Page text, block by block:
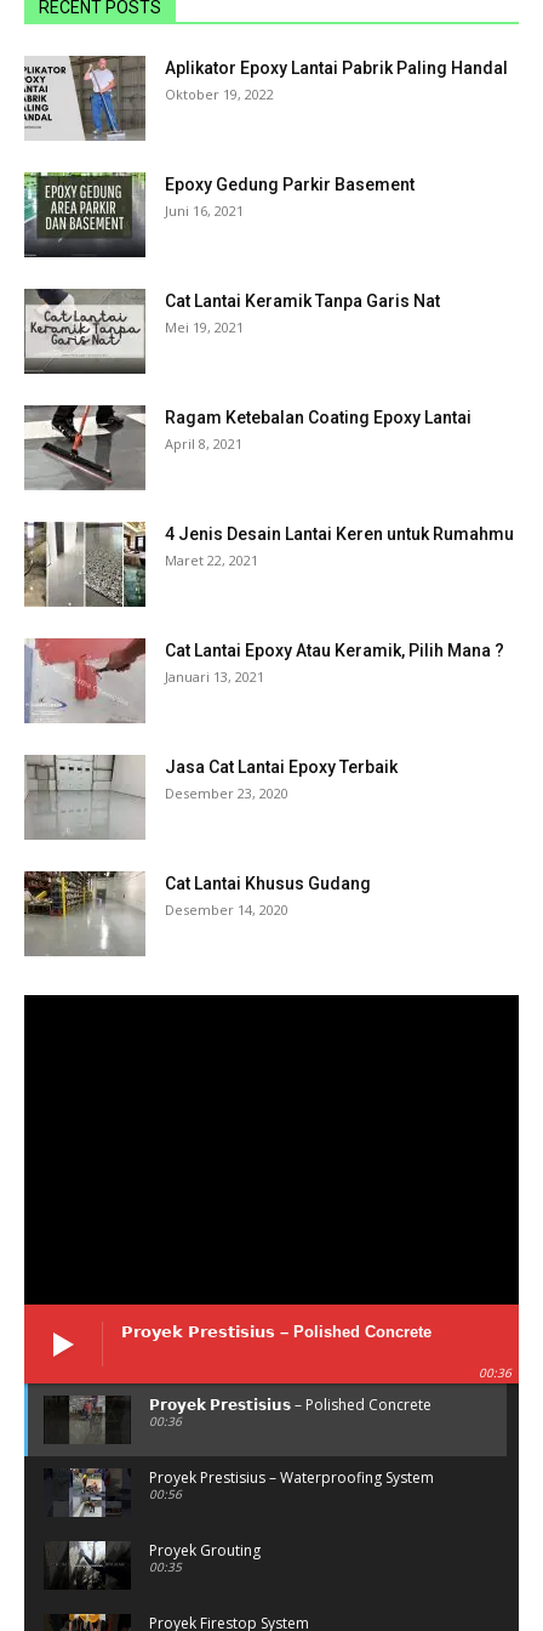
RECENT POSTS
Aplikator Epoxy Lantai Pabrik Paling Handal
Oktober 19, 2022
Epoxy Gedung Parkir Basement
Juni 16, 2021
Cat Lantai Keramik Tanpa Garis Nat
Mei 19, 2021
Ragam Ketebalan Coating Epoxy Lantai
April 8, 2021
4 Jenis Desain Lantai Keren untuk Rumahmu
Maret 22, 2021
Cat Lantai Epoxy Atau Keramik, Pilih Mana ?
Januari 13, 2021
Jasa Cat Lantai Epoxy Terbaik
Desember 23, 2020
Cat Lantai Khusus Gudang
Desember 14, 2020
𝗣𝗿𝗼𝘆𝗲𝗸 𝗣𝗿𝗲𝘀𝘁𝗶𝘀𝗶𝘂𝘀 – Polished Concrete
00:36
𝗣𝗿𝗼𝘆𝗲𝗸 𝗣𝗿𝗲𝘀𝘁𝗶𝘀𝗶𝘂𝘀 – Polished Concrete
00:36
Proyek Prestisius – Waterproofing System
00:56
Proyek Grouting
00:35
Proyek Firestop System